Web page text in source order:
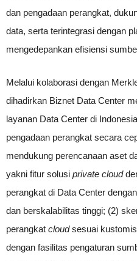
dan pengadaan perangkat,
data, serta terintegrasi dengan
mengedepankan efisiensi
Melalui kolaborasi dengan
dihadirkan Biznet Data Center
layanan Data Center di
pengadaan perangkat secara
mendukung perencanaan aset
yakni fitur solusi private cloud
perangkat di Data Center
dan berskalabilitas tinggi; (2)
perangkat cloudsesuai
dengan fasilitas pengaturan